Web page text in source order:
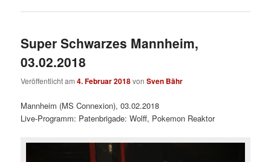
Super Schwarzes Mannheim,
03.02.2018
Veröffentlicht am4. Februar 2018vonSven Bähr
Mannheim (MS Connexion), 03.02.2018
Live-Programm: Patenbrigade: Wolff, Pokemon Reaktor